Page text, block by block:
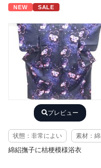
NEW SALE
プレビュー
状態：非常によい 素材：綿
綿絽撫子に桔梗模様浴衣